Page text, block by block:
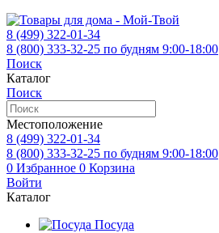
8 (499) 322-01-34
8 (800) 333-32-25 по будням 9:00-18:00
Поиск
Каталог
Поиск
Местоположение
8 (499) 322-01-34
8 (800) 333-32-25 по будням 9:00-18:00
0 Избранное 0 Корзина
Войти
Каталог
Посуда